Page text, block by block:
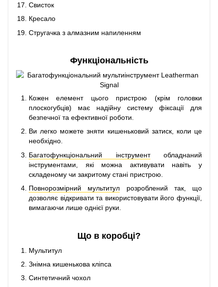
Свисток
Кресало
Стругачка з алмазним напиленням
Функціональність
Кожен елемент цього пристрою (крім головки
плоскогубців) має надійну систему фіксації для
безпечної та ефективної роботи.
Ви легко можете зняти кишеньковий затиск, коли це
необхідно.
Багатофункціональний інструментобладнаний
інструментами, які можна активувати навіть у
складеному чи закритому стані пристрою.
Повнорозмірний мультитул розроблений так, що
дозволяє відкривати та використовувати його функції,
вимагаючи лише однієї руки.
Що в коробці?
Мультитул
Знімна кишенькова кліпса
Синтетичний чохол